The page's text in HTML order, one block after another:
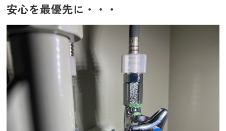
安心を最優先に・・・